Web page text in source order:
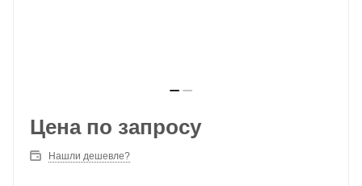
Цена по запросу
Нашли дешевле?